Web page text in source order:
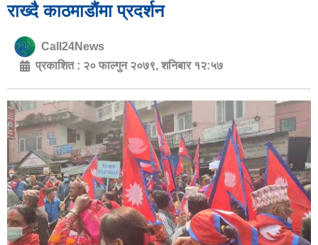
राख्दै काठमाडौंमा प्रदर्शन
Call24News
प्रकाशित : २० फाल्गुन २०७९, शनिबार १२:५७